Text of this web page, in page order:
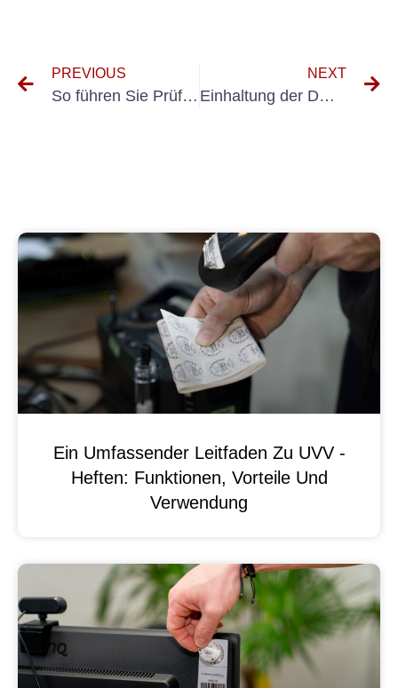
PREVIOUS
So führen Sie Prüfungsschutzleiterprüfungen in industriellen Umgebungen ordnungsgemäß durch
NEXT
Einhaltung der DGUV Vorschrift 70: Gewährleistung der Sicherheit von Dienstwagen
Ein Umfassender Leitfaden Zu UVV -
Heften: Funktionen, Vorteile Und
Verwendung